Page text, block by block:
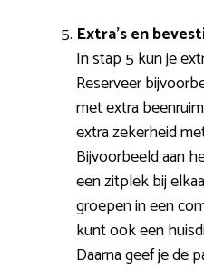
Extra’s en
In stap 5 kun je
Reserveer
met extra
extra zekerheid
Bijvoorbeeld aan
een zitplek bij
groepen in een
kunt ook een
Daarna geef je de